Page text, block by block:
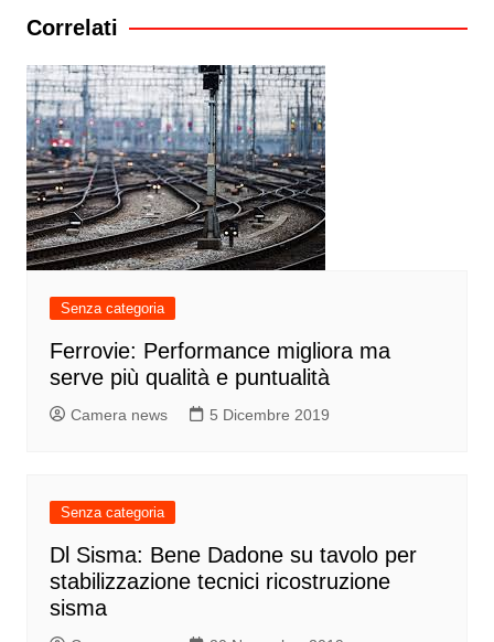
Correlati
Senza categoria
Ferrovie: Performance migliora ma
serve più qualità e puntualità
Camera news 5 Dicembre 2019
Senza categoria
Dl Sisma: Bene Dadone su tavolo per
stabilizzazione tecnici ricostruzione
sisma